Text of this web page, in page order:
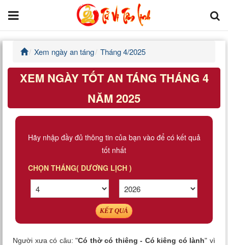
Trang chủ
Tử Vi Đẩu Số
Tử Vi 12 Con Giáp
Văn Hoa Tâm linh
Xem tuổi
Xem ngày an táng Tháng 4/2025
XEM NGÀY TỐT AN TÁNG THÁNG 4
NĂM 2025
Hãy nhập đầy đủ thông tin của bạn vào để có kết quả
tốt nhất
CHỌN THÁNG( DƯƠNG LỊCH )
KẾT QUẢ
Người xưa có câu: "Có thờ có thiêng - Có kiêng có lành" vì